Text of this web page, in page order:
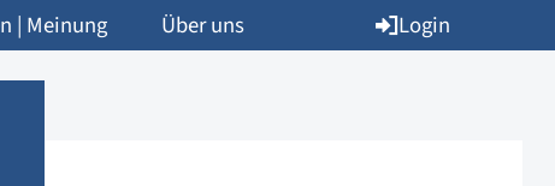
| Meinung Über uns Login